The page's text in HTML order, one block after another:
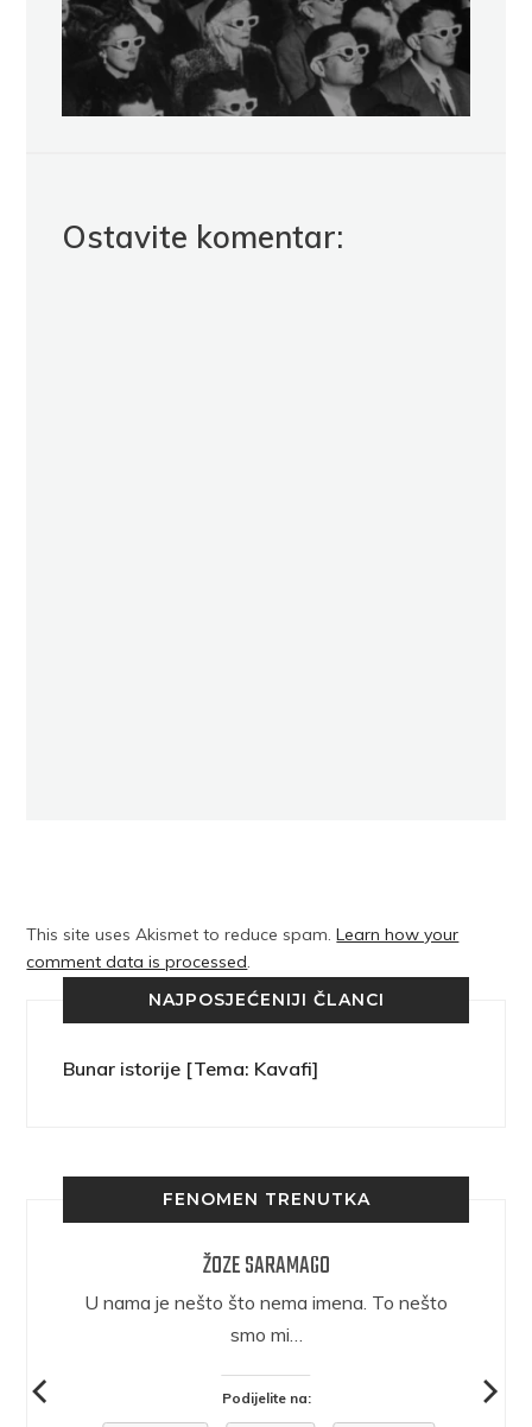
Ostavite komentar:
This site uses Akismet to reduce spam.Learn how your
comment data is processed.
NAJPOSJEĆENIJI ČLANCI
Bunar istorije [Tema: Kavafi]
FENOMEN TRENUTKA
ŽOZE SARAMAGO
U nama je nešto što nema imena. To nešto
smo mi…
Podijelite na: